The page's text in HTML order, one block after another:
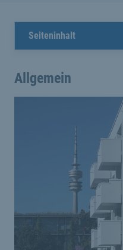
Seiteninhalt
Allgemein